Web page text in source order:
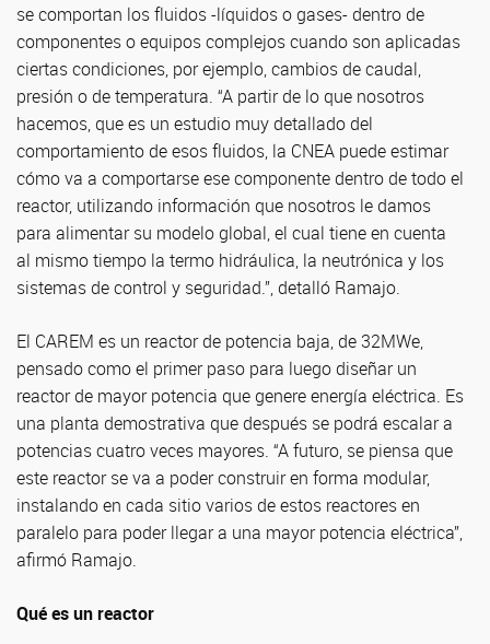
se comportan los fluidos -líquidos o gases- dentro de
componentes o equipos complejos cuando son aplicadas
ciertas condiciones, por ejemplo, cambios de caudal,
presión o de temperatura. “A partir de lo que nosotros
hacemos, que es un estudio muy detallado del
comportamiento de esos fluidos, la CNEA puede estimar
cómo va a comportarse ese componente dentro de todo el
reactor, utilizando información que nosotros le damos
para alimentar su modelo global, el cual tiene en cuenta
al mismo tiempo la termo hidráulica, la neutrónica y los
sistemas de control y seguridad.”, detalló Ramajo.
El CAREM es un reactor de potencia baja, de 32MWe,
pensado como el primer paso para luego diseñar un
reactor de mayor potencia que genere energía eléctrica. Es
una planta demostrativa que después se podrá escalar a
potencias cuatro veces mayores. “A futuro, se piensa que
este reactor se va a poder construir en forma modular,
instalando en cada sitio varios de estos reactores en
paralelo para poder llegar a una mayor potencia eléctrica”,
afirmó Ramajo.
Qué es un reactor